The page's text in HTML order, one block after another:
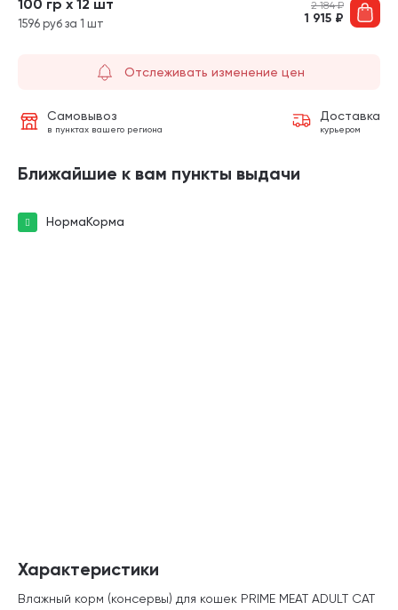
100 гр х 12 шт
1596 руб за 1 шт
2 184₽
1 915 ₽
Отслеживать изменение цен
Самовывоз
в пунктах вашего региона
Доставка
курьером
Ближайшие к вам пункты выдачи
НормаКорма
Характеристики
Влажный корм (консервы) для кошек PRIME MEAT ADULT CAT